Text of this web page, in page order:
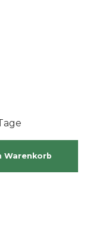
Warenkorb